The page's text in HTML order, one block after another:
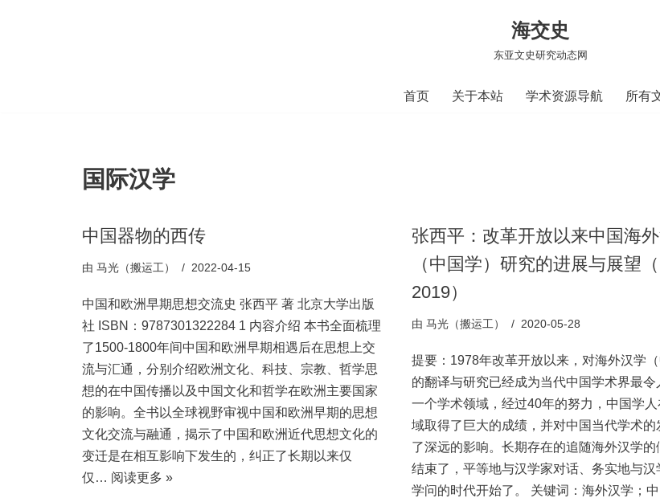
海交史
东亚文史研究动态网
首页 关于本站 学术资源导航 所有
国际汉学
中国器物的西传
由 马光（搬运工） 2022-04-15
中国和欧洲早期思想交流史 张西平 著 北京大学出版
社 ISBN：9787301322284 1 内容介绍 本书全面梳理
了1500-1800年间中国和欧洲早期相遇后在思想上交
流与汇通，分别介绍欧洲文化、科技、宗教、哲学思
想的在中国传播以及中国文化和哲学在欧洲主要国家
的影响。全书以全球视野审视中国和欧洲早期的思想
文化交流与融通，揭示了中国和欧洲近代思想文化的
变迁是在相互影响下发生的，纠正了长期以来仅
仅… 阅读更多 »
张西平：改革开放以来中国海
（中国学）研究的进展与展望
2019）
由 马光（搬运工） 2020-05-28
提要：1978年改革开放以来，对海外汉学（
的翻译与研究已经成为当代中国学术界最令
一个学术领域，经过40年的努力，中国学
域取得了巨大的成绩，并对中国当代学术的
了深远的影响。长期存在的追随海外汉学的
结束了，平等地与汉学家对话、务实地与汉
学问的时代开始了。 关键词：海外汉学；